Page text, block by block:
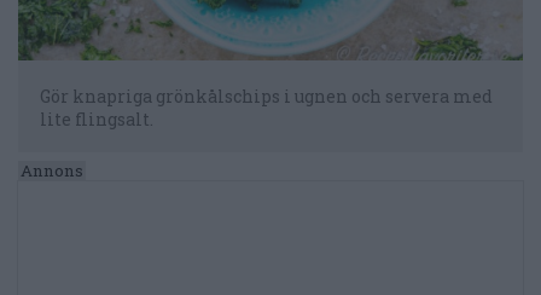
Gör knapriga grönkålschips i ugnen och servera med
lite flingsalt.